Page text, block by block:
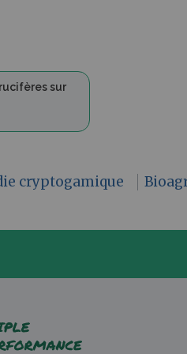
sur
cryptogamique